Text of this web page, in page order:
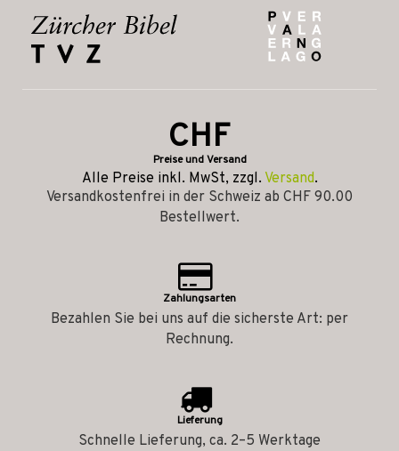
CHF
Preise und Versand
Alle Preise inkl. MwSt, zzgl. Versand.
Versandkostenfrei in der Schweiz ab CHF 90.00
Bestellwert.
Zahlungsarten
Bezahlen Sie bei uns auf die sicherste Art: per
Rechnung.
Lieferung
Schnelle Lieferung, ca. 2–5 Werktage